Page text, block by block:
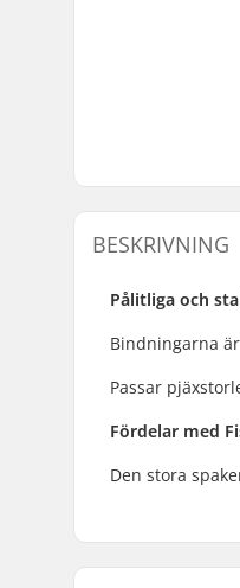
BESKRIVNING
Pålitliga och
Bindningarna
Passar
Fördelar med
Den stora